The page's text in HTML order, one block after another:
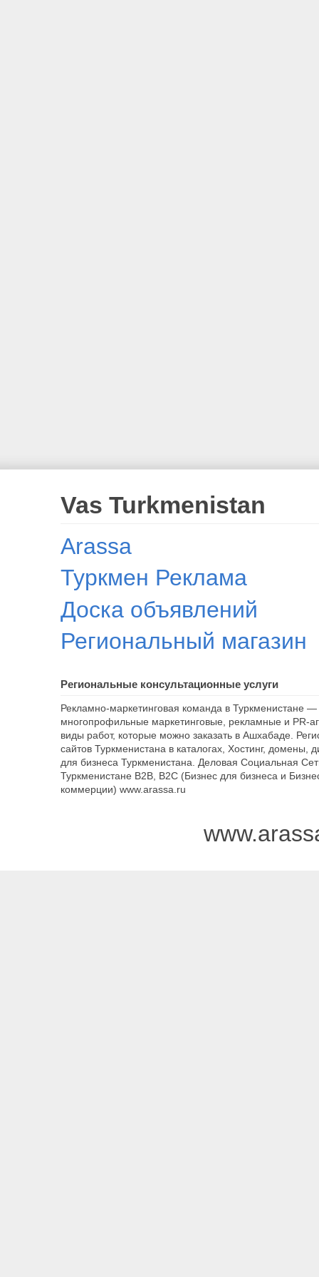
Vas Turkmenistan
Arassa
Туркмен Реклама
Доска объявлений
Региональный магазин
Региональные консультационные услуги
Рекламно-маркетинговая команда в Туркменистане —
многопрофильные маркетинговые, рекламные и PR-
виды работ, которые можно заказать в Ашхабаде.
сайтов Туркменистана в каталогах, Хостинг, домены,
для бизнеса Туркменистана. Деловая Социальная
Туркменистане B2B, B2C (Бизнес для бизнеса и
коммерции) www.arassa.ru